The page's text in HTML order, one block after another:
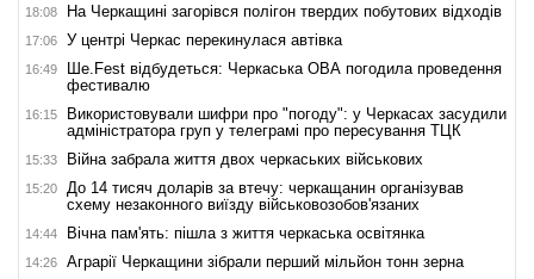
18:08 На Черкащині загорівся полігон твердих побутових відходів
17:06 У центрі Черкас перекинулася автівка
16:49
Ше.Fest відбудеться: Черкаська ОВА погодила проведення
фестивалю
16:15
Використовували шифри про "погоду": у Черкасах засудили
адміністратора груп у телеграмі про пересування ТЦК
15:33 Війна забрала життя двох черкаських військових
15:20
До 14 тисяч доларів за втечу: черкащанин організував
схему незаконного виїзду військовозобов'язаних
14:44 Вічна пам'ять: пішла з життя черкаська освітянка
14:26 Аграрії Черкащини зібрали перший мільйон тонн зерна